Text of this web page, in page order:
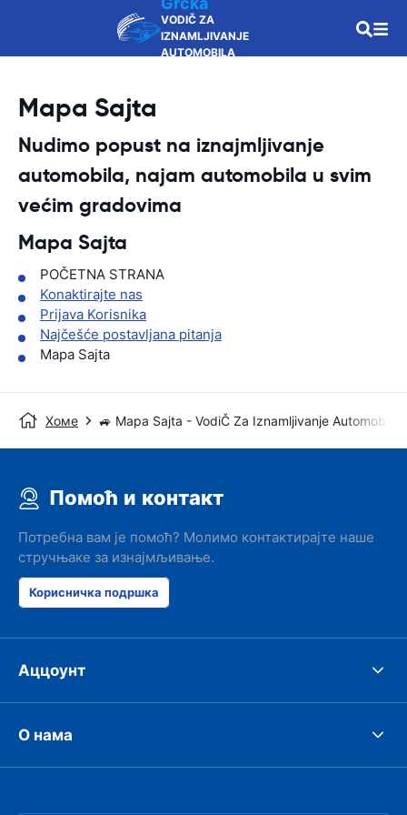
VODIČ ZA
IZNAMLJIVANJE
AUTOMOBILA
Mapa Sajta
Nudimo popust na iznajmljivanje
automobila, najam automobila u svim
većim gradovima
Mapa Sajta
POČETNA STRANA
Konaktirajte nas
Prijava Korisnika
Najčešće postavljana pitanja
Mapa Sajta
Хоме 🚙 Mapa Sajta - VodiČ Za Iznamljivanje Automobila
Помоћ и контакт
Потребна вам је помоћ? Молимо контактирајте наше
стручњаке за изнајмљивање.
Корисничка подршка
Аццоунт
О нама